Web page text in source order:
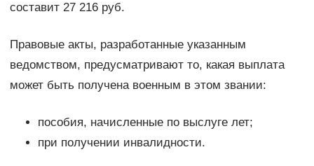
составит 27 216 руб.
Правовые акты, разработанные указанным
ведомством, предусматривают то, какая выплата
может быть получена военным в этом звании:
пособия, начисленные по выслуге лет;
при получении инвалидности.